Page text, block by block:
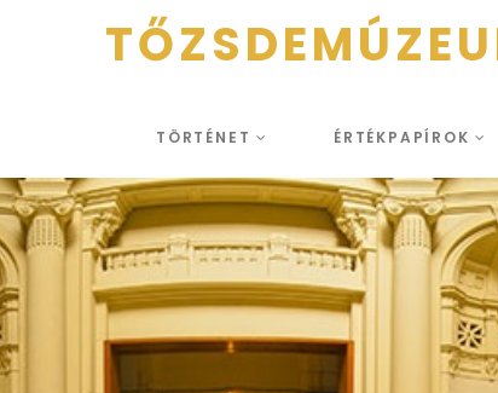
TÖRTÉNET ÉRTÉKPAPÍROK